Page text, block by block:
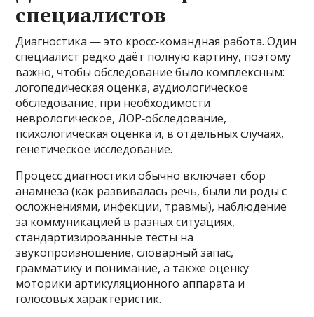
специалистов
Диагностика — это кросс‑командная работа. Один
специалист редко даёт полную картину, поэтому
важно, чтобы обследование было комплексным:
логопедическая оценка, аудиологическое
обследование, при необходимости
неврологическое, ЛОР‑обследование,
психологическая оценка и, в отдельных случаях,
генетическое исследование.
Процесс диагностики обычно включает сбор
анамнеза (как развивалась речь, были ли роды с
осложнениями, инфекции, травмы), наблюдение
за коммуникацией в разных ситуациях,
стандартизированные тесты на
звукопроизношение, словарный запас,
грамматику и понимание, а также оценку
моторики артикуляционного аппарата и
голосовых характеристик.